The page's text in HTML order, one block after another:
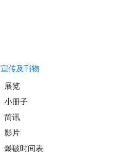
宣传及刊物
展览
小册子
简讯
影片
爆破时间表